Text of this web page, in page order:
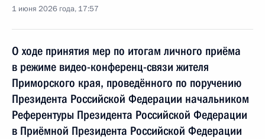
1 июня 2026 года, 17:57
О ходе принятия мер по итогам личного приёма
в режиме видео-конференц-связи жителя
Приморского края, проведённого по поручению
Президента Российской Федерации начальником
Референтуры Президента Российской Федерации
в Приёмной Президента Российской Федерации